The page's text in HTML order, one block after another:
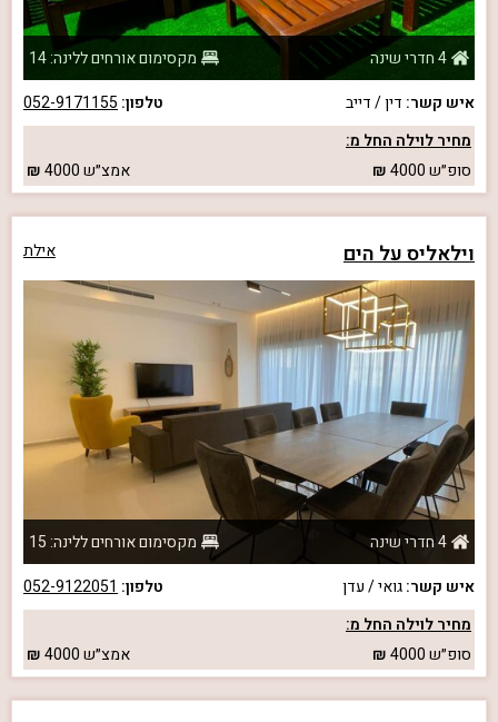
4 חדרי שינה
מקסימום אורחים ללינה: 14
איש קשר: דין / דייב טלפון: 052-9171155
מחיר לוילה החל מ:
סופ״ש4000 אמצ״ש4000
וילאליס על הים אילת
4 חדרי שינה
מקסימום אורחים ללינה: 15
איש קשר:גואי / עדן טלפון: 052-9122051
מחיר לוילה החל מ:
סופ״ש4000 אמצ״ש4000